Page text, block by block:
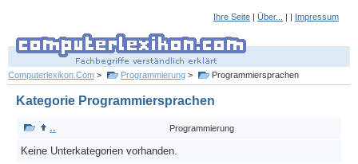
Ihre Seite | Über... | | Impressum
Computerlexikon.Com > Programmierung > Programmiersprachen
Kategorie Programmiersprachen
.. Programmierung
Keine Unterkategorien vorhanden.